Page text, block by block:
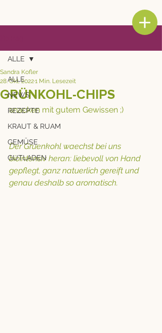
ALLE
NEWS
REZEPTE
KRAUT & RUAM
GEMÜSE
GUTLADEN
ALLE
GRÜNKOHL-CHIPS
Sandra Kofler
28. Okt. 20221 Min. Lesezeit
snacken mit gutem Gewissen ;)
Der Gruenkohl waechst bei uns
biointensiv heran: liebevoll von Hand
gepflegt, ganz natuerlich gereift und
genau deshalb so aromatisch.